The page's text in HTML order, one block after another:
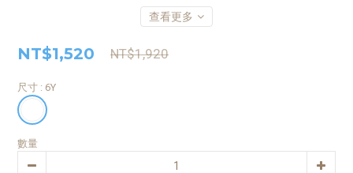
查看更多
NT$1,520 NT$1,920
尺寸 : 6Y
數量